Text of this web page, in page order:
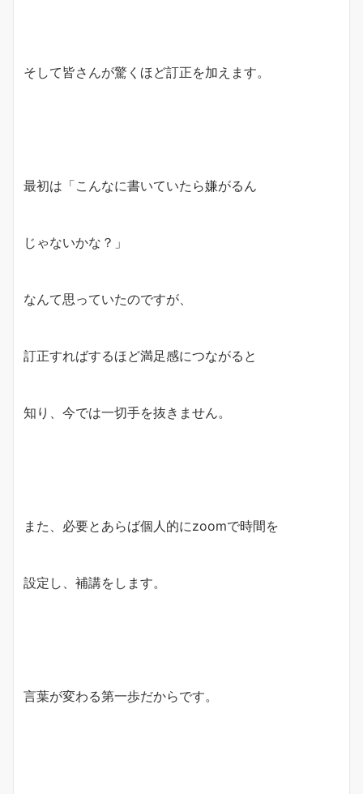
そして皆さんが驚くほど訂正を加えます。
最初は「こんなに書いていたら嫌がるん
じゃないかな？」
なんて思っていたのですが、
訂正すればするほど満足感につながると
知り、今では一切手を抜きません。
また、必要とあらば個人的にzoomで時間を
設定し、補講をします。
言葉が変わる第一歩だからです。